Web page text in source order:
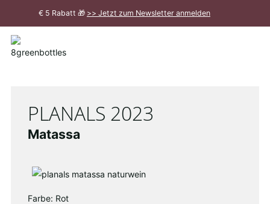
€ 5 Rabatt 🎁 >> Jetzt zum Newsletter anmelden
Meldung
PLANALS 2023
Matassa
Farbe: Rot